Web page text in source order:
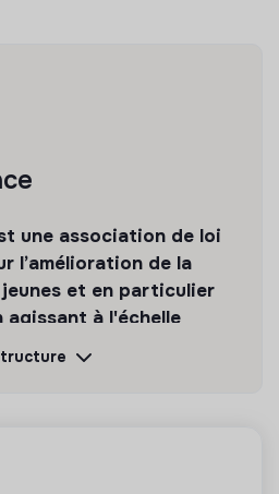
une association de loi
l’amélioration de la
et en particulier
agissant à l'échelle